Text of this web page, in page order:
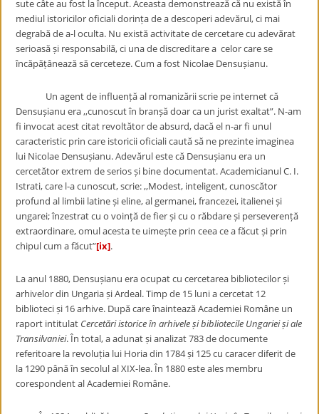
sute câte au fost la început. Aceasta demonstrează că nu există în
mediul istoricilor oficiali dorința de a descoperi adevărul, ci mai
degrabă de a-l oculta. Nu există activitate de cercetare cu adevărat
serioasă și responsabilă, ci una de discreditare a celor care se
încăpățânează să cerceteze. Cum a fost Nicolae Densușianu.
Un agent de influență al romanizării scrie pe internet că
Densușianu era ,,cunoscut în branșă doar ca un jurist exaltat”. N-am
fi invocat acest citat revoltător de absurd, dacă el n-ar fi unul
caracteristic prin care istoricii oficiali caută să ne prezinte imaginea
lui Nicolae Densușianu. Adevărul este că Densușianu era un
cercetător extrem de serios și bine documentat. Academicianul C. I.
Istrati, care l-a cunoscut, scrie: ,,Modest, inteligent, cunoscător
profund al limbii latine și eline, al germanei, francezei, italienei și
ungarei; înzestrat cu o voință de fier și cu o răbdare și perseverență
extraordinare, omul acesta te uimește prin ceea ce a făcut și prin
chipul cum a făcut”[ix].
La anul 1880, Densușianu era ocupat cu cercetarea bibliotecilor și
arhivelor din Ungaria și Ardeal. Timp de 15 luni a cercetat 12
biblioteci și 16 arhive. După care înaintează Academiei Române un
raport intitulat Cercetări istorice în arhivele și bibliotecile Ungariei și ale
Transilvaniei. În total, a adunat și analizat 783 de documente
referitoare la revoluția lui Horia din 1784 și 125 cu caracer diferit de
la 1290 până în secolul al XIX-lea. În 1880 este ales membru
corespondent al Academiei Române.